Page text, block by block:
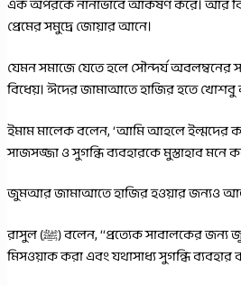
প্রেমের সমুদ্রে জোয়ার আনে।
যেমন সমাজে যেতে হলে সৌন্দর্য অবলম্বনের
বিধেয়। ঈদের জামাআতে হাজির হতে খোশবু
ইমাম মালেক বলেন, ‘আমি আহলে ইল্মদের
সাজসজ্জা ও সুগন্ধি ব্যবহারকে মুস্তাহাব মনে
জুমআর জামাআতে হাজির হওয়ার জন্যও
রাসুল (ﷺ) বলেন, ‘‘প্রত্যেক সাবালকের জন্য জুমআর দিন গোসল করা,
মিসওয়াক করা এবং যথাসাধ্য সুগন্ধি ব্যবহার